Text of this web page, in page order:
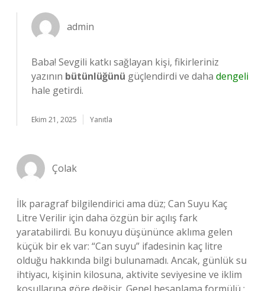
admin
Baba! Sevgili katkı sağlayan kişi, fikirleriniz
yazının bütünlüğünü güçlendirdi ve daha dengeli
hale getirdi.
Ekim 21, 2025 Yanıtla
Çolak
İlk paragraf bilgilendirici ama düz; Can Suyu Kaç
Litre Verilir için daha özgün bir açılış fark
yaratabilirdi. Bu konuyu düşününce aklıma gelen
küçük bir ek var: “Can suyu” ifadesinin kaç litre
olduğu hakkında bilgi bulunamadı. Ancak, günlük su
ihtiyacı, kişinin kilosuna, aktivite seviyesine ve iklim